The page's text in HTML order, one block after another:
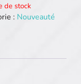
de stock
: Nouveauté